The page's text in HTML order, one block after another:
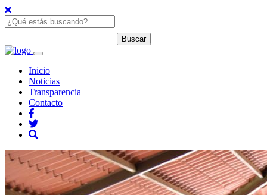
Inicio
Noticias
Transparencia
Contacto